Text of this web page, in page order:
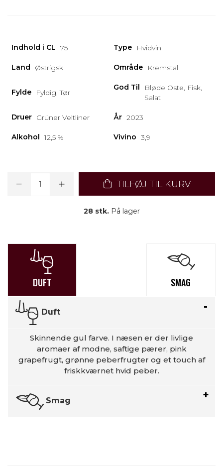
Indhold i CL 75 Type Hvidvin
Land Østrigsk Område Kremstal
Fylde Fyldig, Tør
God Til
Bløde Oste, Fisk,
Salat
Druer Grüner Veltliner År 2023
Alkohol 12,5 % Vivino 3,9
TILFØJ TIL KURV
28 stk.På lager
DUFT SMAG
Duft
Skinnende gul farve. I næsen er der livlige
aromaer af modne, saftige pærer, pink
grapefrugt, grønne peberfrugter og et touch af
friskkværnet hvid peber.
Smag